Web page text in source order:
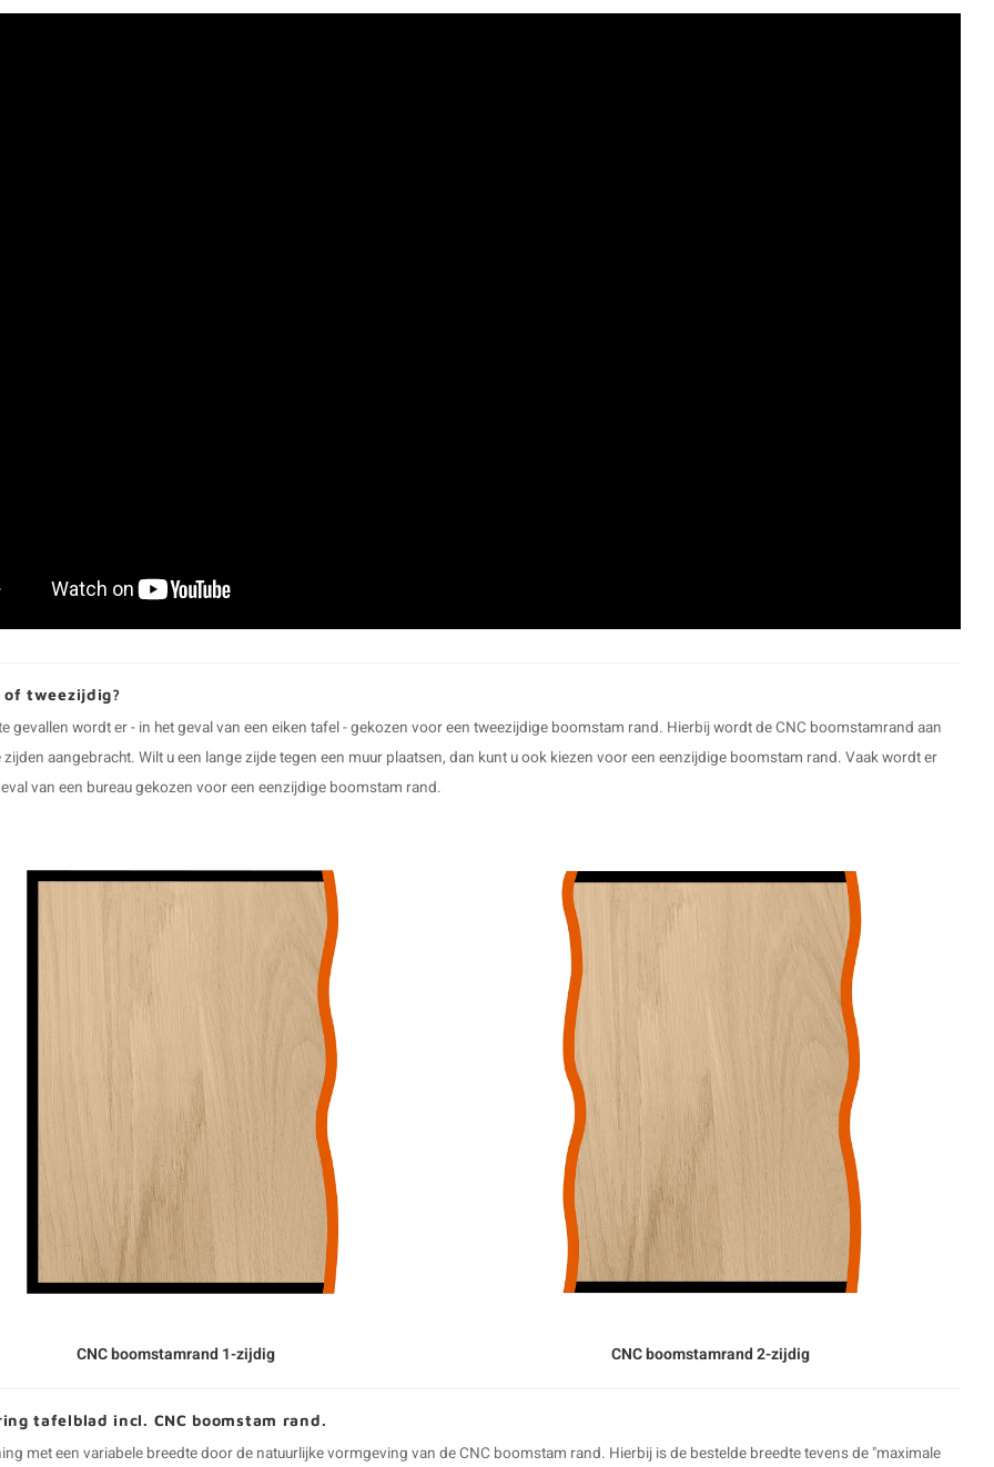
of tweezijdig?
gevallen wordt er - in het geval van een eiken tafel - gekozen voor een tweezijdige boomstam rand. Hierbij wordt de CNC boomstamrand aan
zijden aangebracht. Wilt u een lange zijde tegen een muur plaatsen, dan kunt u ook kiezen voor een eenzijdige boomstam rand. Vaak wordt er
van een bureau gekozen voor een eenzijdige boomstam rand.
CNC boomstamrand 1-zijdig CNC boomstamrand 2-zijdig
tafelblad incl. CNC boomstam rand.
met een variabele breedte door de natuurlijke vormgeving van de CNC boomstam rand. Hierbij is de bestelde breedte tevens de "maximale